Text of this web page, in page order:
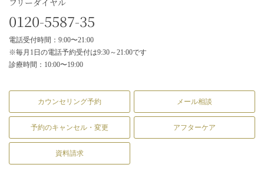
フリーダイヤル
0120-5587-35
電話受付時間：9:00〜21:00
※毎月1日の電話予約受付は9:30～21:00です
診療時間：10:00〜19:00
カウンセリング予約 メール相談
予約のキャンセル・変更 アフターケア
資料請求